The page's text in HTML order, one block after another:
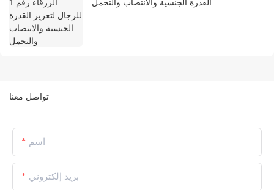
القدرة الجنسية والانتصاب والتحمل
تواصل معنا
اسم
بريد إلكتروني